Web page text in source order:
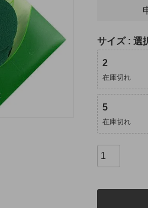
サイズ 選
2
在庫切れ
5
在庫切れ